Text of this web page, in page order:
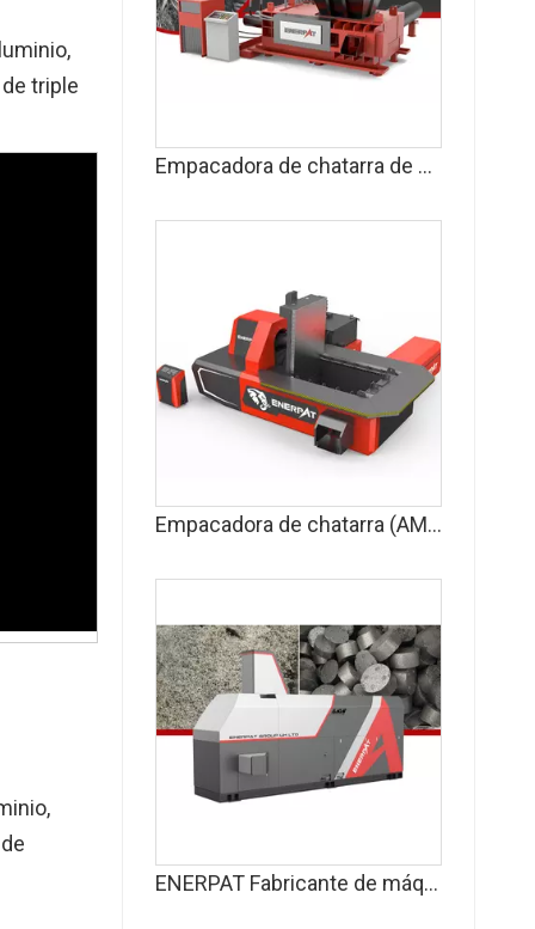
triple
Empacadora de chatarra de aluminio
Empacadora de chatarra (AMB-L)
ENERPAT Fabricante de máquinas plegadoras de escamas de aluminio